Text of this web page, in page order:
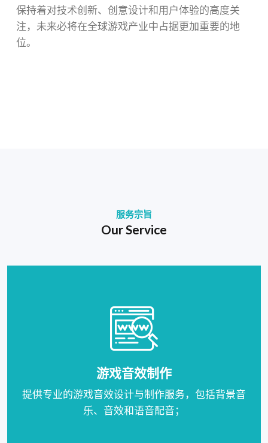
保持着对技术创新、创意设计和用户体验的高度关
注，未来必将在全球游戏产业中占据更加重要的地
位。
服务宗旨
Our Service
游戏音效制作
提供专业的游戏音效设计与制作服务，包括背景音
乐、音效和语音配音；